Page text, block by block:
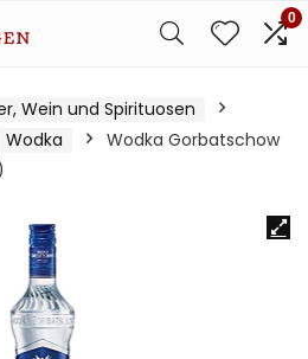
0
Wein und Spirituosen
Wodka
Wodka Gorbatschow